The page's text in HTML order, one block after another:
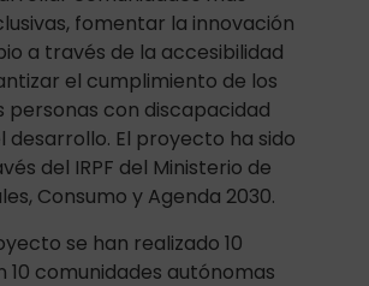
fomentar la innovación
a través de la accesibilidad
el cumplimiento de los
personas con discapacidad
desarrollo. El proyecto ha sido
del IRPF del Ministerio de
Consumo y Agenda 2030.
se han realizado 10
10 comunidades autónomas